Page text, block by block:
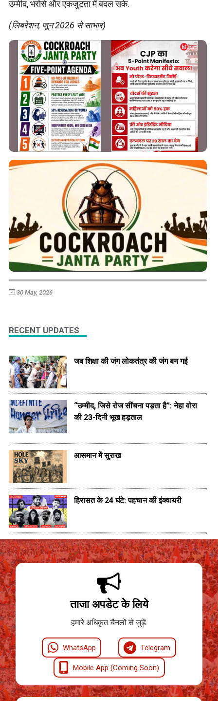
उम्मीद, भरोसे और एकजुटता में बदल सके.
(लिबरेशन, जून 2026 से साभार)
30 May, 2026
RECENT UPDATES
जब शिक्षा की जंग लोकतंत्र की जंग बन गई
“उम्मीद, जिसे रोज सींचना पड़ता है”: नेहा वोरा
की 23-दिनी भूख हड़ताल
आसमान में सुराख
हिरासत के 24 घंटे: पहचान की इंक्वायरी
ताजा अपडेट के लिये
हमारे अधिकृत चैनलों से जुड़ें.
WhatsApp Telegram
Mobile App (Coming Soon)